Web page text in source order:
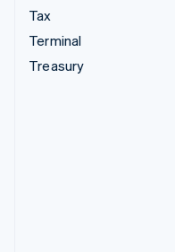
Tax
Terminal
Treasury